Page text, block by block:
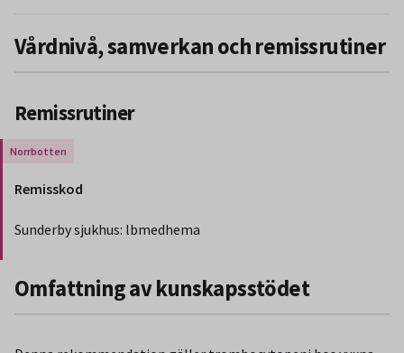
Vårdnivå, samverkan och remissrutiner
Remissrutiner
Gäller endast för Region Norrbotten.
Remisskod
Sunderby sjukhus: lbmedhema
Omfattning av kunskapsstödet